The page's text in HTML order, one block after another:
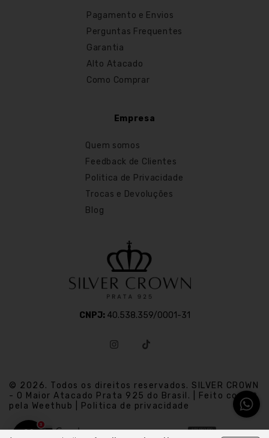
Pagamento e Envios
Perguntas Frequentes
Garantia
Alto Atacado
Como Comprar
Empresa
Quem somos
Feedback de Clientes
Politica de Privacidade
Trocas e Devoluções
Blog
CNPJ: 40.538.359/0001-31
© 2026. Todos os direitos reservados. SILVER CROWN
- O Maior Atacado Prata 925 do Brasil. | Feito com
pela Weethub | Politica de privacidade
3